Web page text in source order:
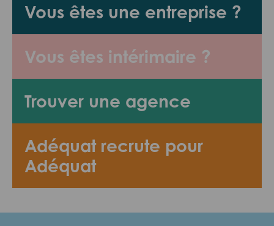
Vous êtes une entreprise ?
Vous êtes intérimaire ?
Trouver une agence
Adéquat recrute pour
Adéquat